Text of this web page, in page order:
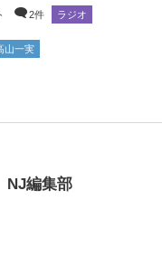
2件 ラジオ
山一実
NJ編集部